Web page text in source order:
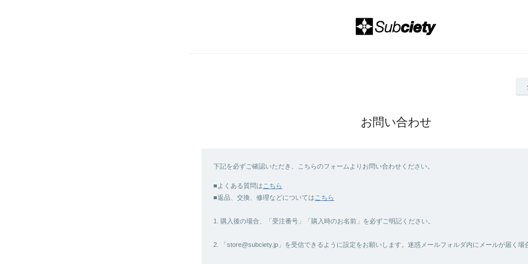
お問い合わせ
下記を必ずご確認いただき、こちらのフォームよりお問い合わせください。
■よくある質問は こちら
■返品、交換、修理などについては こちら
1. 購入後の場合、「受注番号」「購入時のお名前」を必ずご明記ください。
2. 「store@subciety.jp」を受信できるように設定をお願いします。迷惑メールフォルダ内にメールが届く場